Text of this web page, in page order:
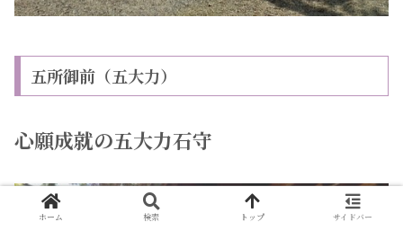
五所御前（五大力）
心願成就の五大力石守
ホーム 検索 トップ サイドバー